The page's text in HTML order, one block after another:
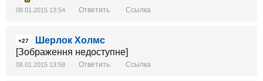
08.01.2015 13:54 Ответить Ссылка
+27
Шерлок Холмс
[Зображення недоступне]
08.01.2015 13:58 Ответить Ссылка